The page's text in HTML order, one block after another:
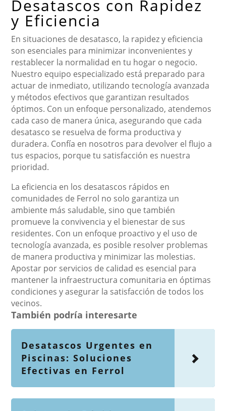
Desatascos con Rapidez
y Eficiencia
En situaciones de desatasco, la rapidez y eficiencia
son esenciales para minimizar inconvenientes y
restablecer la normalidad en tu hogar o negocio.
Nuestro equipo especializado está preparado para
actuar de inmediato, utilizando tecnología avanzada
y métodos efectivos que garantizan resultados
óptimos. Con un enfoque personalizado, atendemos
cada caso de manera única, asegurando que cada
desatasco se resuelva de forma productiva y
duradera. Confía en nosotros para devolver el flujo a
tus espacios, porque tu satisfacción es nuestra
prioridad.
La eficiencia en los desatascos rápidos en
comunidades de Ferrol no solo garantiza un
ambiente más saludable, sino que también
promueve la convivencia y el bienestar de sus
residentes. Con un enfoque proactivo y el uso de
tecnología avanzada, es posible resolver problemas
de manera productiva y minimizar las molestias.
Apostar por servicios de calidad es esencial para
mantener la infraestructura comunitaria en óptimas
condiciones y asegurar la satisfacción de todos los
vecinos.
También podría interesarte
Desatascos Urgentes en
Piscinas: Soluciones
Efectivas en Ferrol